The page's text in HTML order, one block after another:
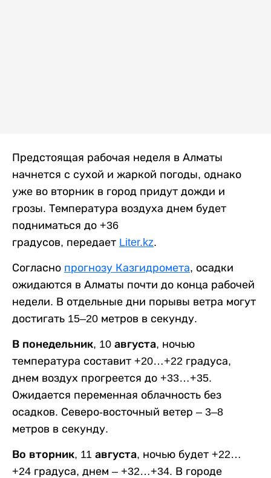
Предстоящая рабочая неделя в Алматы
начнется с сухой и жаркой погоды, однако
уже во вторник в город придут дожди и
грозы. Температура воздуха днем будет
подниматься до +36
градусов, передает Liter.kz.
Согласно прогнозу Казгидромета, осадки
ожидаются в Алматы почти до конца рабочей
недели. В отдельные дни порывы ветра могут
достигать 15–20 метров в секунду.
В понедельник, 10 августа, ночью
температура составит +20…+22 градуса,
днем воздух прогреется до +33…+35.
Ожидается переменная облачность без
осадков. Северо-восточный ветер – 3–8
метров в секунду.
Во вторник, 11 августа, ночью будет +22…
+24 градуса, днем – +32…+34. В городе